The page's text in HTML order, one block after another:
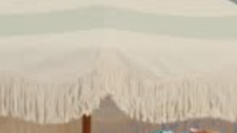
Les joueurs NCAA savent qu’ils
meilleurs joueurs s’en vont en
des centaines de milliers de
l’ironie de l’histoire et la
Se faisant de l’oseille à n’en pas
va les payer… Juste pour battre